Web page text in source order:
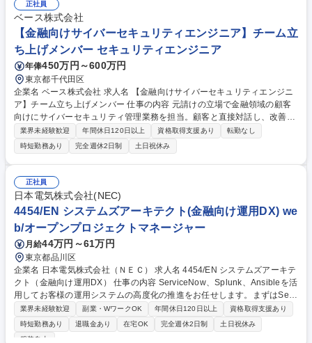
手順書の整備や製品のチューニング、社内問い合わせ対応を通じて、社内
セキュリティ基盤の継続的な改善と定着を推進します。 募集職種 セキュ
リティエンジニア(テックリード)/セキュリティ製品の運用/設定変更/改善
正社員
ベース株式会社
【金融向けサイバーセキュリティエンジニア】チーム立
ち上げメンバー セキュリティエンジニア
年俸450万円～600万円
東京都千代田区
企業名 ベース株式会社 求人名 【金融向けサイバーセキュリティエンジニ
ア】チーム立ち上げメンバー 仕事の内容 元請けの立場で金融領域の顧客
向けにサイバーセキュリティ管理業務を担当。顧客と直接対話し、改善提
案や体制構築に携わります。将来的にはリーダーとしてチームを牽引する
キャリアパスが用意されています。 【詳細】(1)CSIRT支援：インシデン
ト対応、脆弱性情報の収集・リスク評価、ログ解析、手順書の整備補助な
ど。(2)SOC：アラート監視、一次から二次解析、監視ルールの改善提
案。(3)サイバーリスク管理：個別システムのリスクアセスメント補助、顧
客折衝を含む改善方針の策定支援。★運用だけでなく、元請けとして最上
流の提案や顧客折衝スキルを磨き、事業拡大を支える中核を担えます。 募
集職種 【金融向けサイバーセキュリティエンジニア】チーム立ち上げメン
バー
業界未経験歓迎 年間休日120日以上 資格取得支援あり
転勤なし
時短勤務あり
完全週休2日制 土日祝休み
正社員
日本電気株式会社(NEC)
4454/EN システムズアーキテクト(金融向け運用DX) we
b/オープンプロジェクトマネージャー
月給44万円～61万円
東京都品川区
企業名 日本電気株式会社（ＮＥＣ） 求人名 4454/EN システムズアーキテ
クト（金融向け運用DX） 仕事の内容 ServiceNow、Splunk、Ansibleを活
用してお客様の運用システムの高度化の推進をお任せします。まずはServ
iceNow領域において運用高度化PJに参画し、サブリーダーとしてITSM領
域のチームを牽引していただきます。 将来的には、ServiceNowを活用し
た新たな顧客への新規提案も担っていただきながら、継続的なプロジェク
業界未経験歓迎 副業・WワークOK 年間休日120日以上
資格取得支援あり
時短勤務あり
退職金あり 在宅OK 完全週休2日制
土日祝休み
服装自由